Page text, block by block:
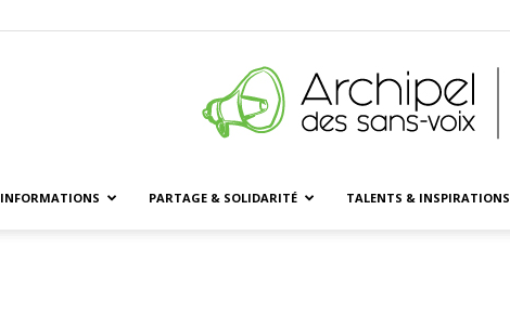
INFORMATIONS PARTAGE & SOLIDARITÉ TALENTS & INSPIRATIONS